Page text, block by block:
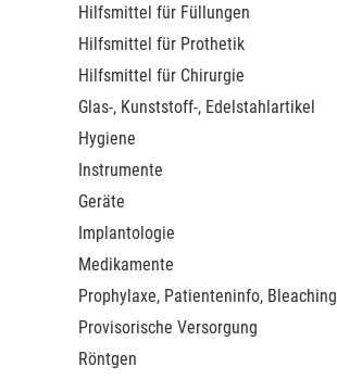
Hilfsmittel für Füllungen
Hilfsmittel für Prothetik
Hilfsmittel für Chirurgie
Glas-, Kunststoff-, Edelstahlartikel
Hygiene
Instrumente
Geräte
Implantologie
Medikamente
Prophylaxe, Patienteninfo, Bleaching
Provisorische Versorgung
Röntgen